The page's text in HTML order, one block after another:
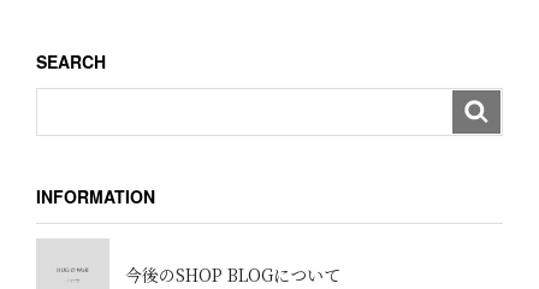
ン
SEARCH
INFORMATION
今後のSHOP BLOGについて